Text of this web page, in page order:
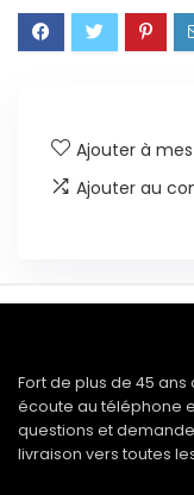
Ajouter à
Ajouter au
Fort de plus de 45
écoute au téléphone
questions et
livraison vers toutes